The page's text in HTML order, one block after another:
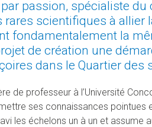
passion, spécialiste
rares scientifiques à
fondamentalement la
de création une
dans le Quartier des
de professeur à l’Université
ses connaissances
les échelons un à un et assume